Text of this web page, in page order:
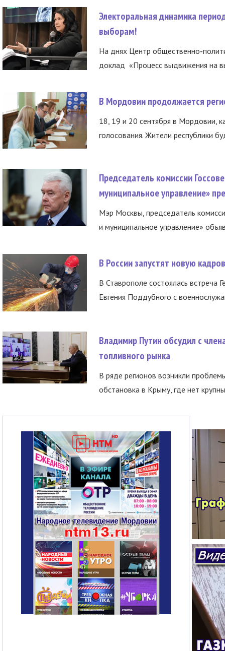
Электоральная динамика
выборам!
На днях Центр общественно-
доклад «Процесс выдвижения на
В Мордовии продолжается
18, 19 и 20 сентября в Мордовии,
голосования. Жители республики
Председатель комиссии
муниципальное управление»
Мэр Москвы, председатель
и муниципальное управление»
В России запустят новую
В Ставрополе состоялась встреча
Евгения Поддубного с
Владимир Путин обсудил с
топливного рынка
В ряде регионов возникли
обстановка в Крыму, где нет